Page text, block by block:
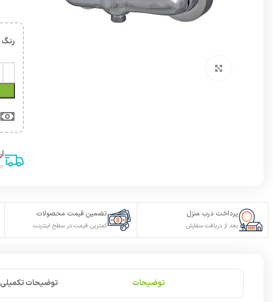
رنگ
پرداخت درب منزل
بعد از دریافت سفارش
تضمین قیمت محصولات
کمترین قیمت در سطح اینترنت
توضیحات توضیحات تکمیلی